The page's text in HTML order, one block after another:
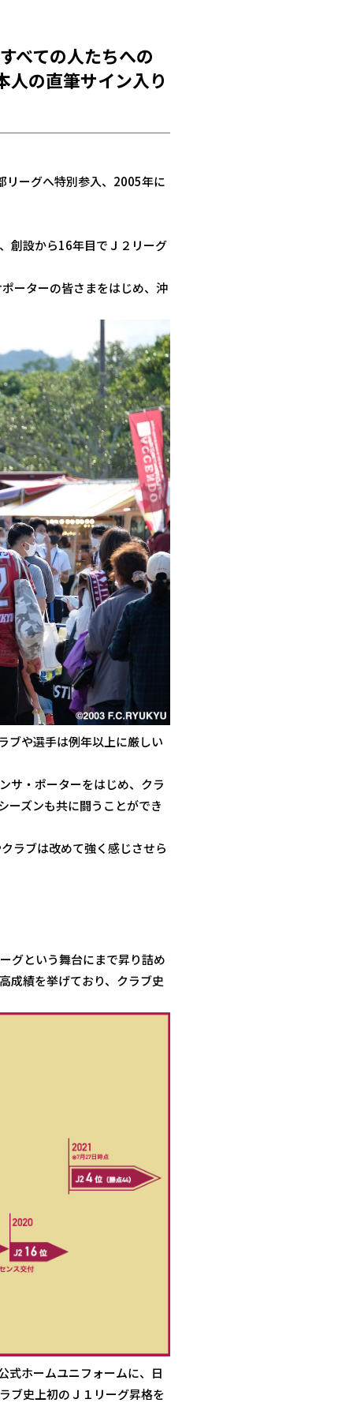
べての人たちへの
人の直筆サイン入り
リーグへ特別参入、2005年に
創設から16年目でＪ２リーグ
ーターの皆さまをはじめ、沖
ブや選手は例年以上に厳しい
サ・ポーターをはじめ、クラ
ーズンも共に闘うことができ
ラブは改めて強く感じさせら
グという舞台にまで昇り詰め
成績を挙げており、クラブ史
式ホームユニフォームに、日
ブ史上初のＪ１リーグ昇格を